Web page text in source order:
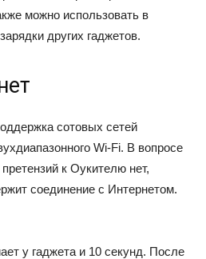
можно использовать в
других гаджетов.
сотовых сетей
Wi-Fi. В вопросе
к Оукителю нет,
соединение с Интернетом.
у гаджета и 10 секунд. После